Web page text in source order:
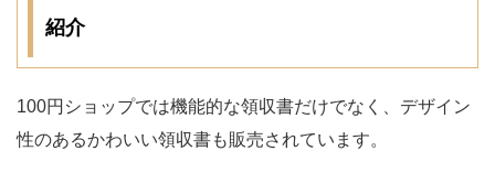
紹介
100円ショップでは機能的な領収書だけでなく、デザイン
性のあるかわいい領収書も販売されています。